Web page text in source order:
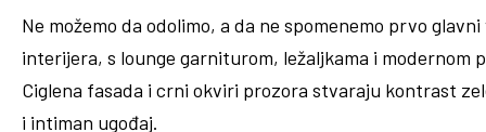
Ne možemo da odolimo, a da ne spomenemo prvo
interijera, s lounge garniturom, ležaljkama i modernom
Ciglena fasada i crni okviri prozora stvaraju kontrast
i intiman ugođaj.